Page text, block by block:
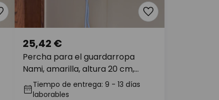
Percha para el guardarropa
Nami, amarilla, altura 20 cm,
hierro
25,42 €
Tiempo de entrega: 9 - 13 días
laborables